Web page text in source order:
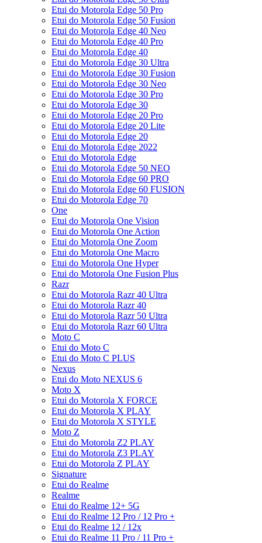
Etui do Motorola Edge 50 Pro
Etui do Motorola Edge 50 Fusion
Etui do Motorola Edge 40 Neo
Etui do Motorola Edge 40 Pro
Etui do Motorola Edge 40
Etui do Motorola Edge 30 Ultra
Etui do Motorola Edge 30 Fusion
Etui do Motorola Edge 30 Neo
Etui do Motorola Edge 30 Pro
Etui do Motorola Edge 30
Etui do Motorola Edge 20 Pro
Etui do Motorola Edge 20 Lite
Etui do Motorola Edge 20
Etui do Motorola Edge 2022
Etui do Motorola Edge
Etui do Motorola Edge 50 NEO
Etui do Motorola Edge 60 PRO
Etui do Motorola Edge 60 FUSION
Etui do Motorola Edge 70
One
Etui do Motorola One Vision
Etui do Motorola One Action
Etui do Motorola One Zoom
Etui do Motorola One Macro
Etui do Motorola One Hyper
Etui do Motorola One Fusion Plus
Razr
Etui do Motorola Razr 40 Ultra
Etui do Motorola Razr 40
Etui do Motorola Razr 50 Ultra
Etui do Motorola Razr 60 Ultra
Moto C
Etui do Moto C
Etui do Moto C PLUS
Nexus
Etui do Moto NEXUS 6
Moto X
Etui do Motorola X FORCE
Etui do Motorola X PLAY
Etui do Motorola X STYLE
Moto Z
Etui do Motorola Z2 PLAY
Etui do Motorola Z3 PLAY
Etui do Motorola Z PLAY
Signature
Etui do Realme
Realme
Etui do Realme 12+ 5G
Etui do Realme 12 Pro / 12 Pro +
Etui do Realme 12 / 12x
Etui do Realme 11 Pro / 11 Pro +